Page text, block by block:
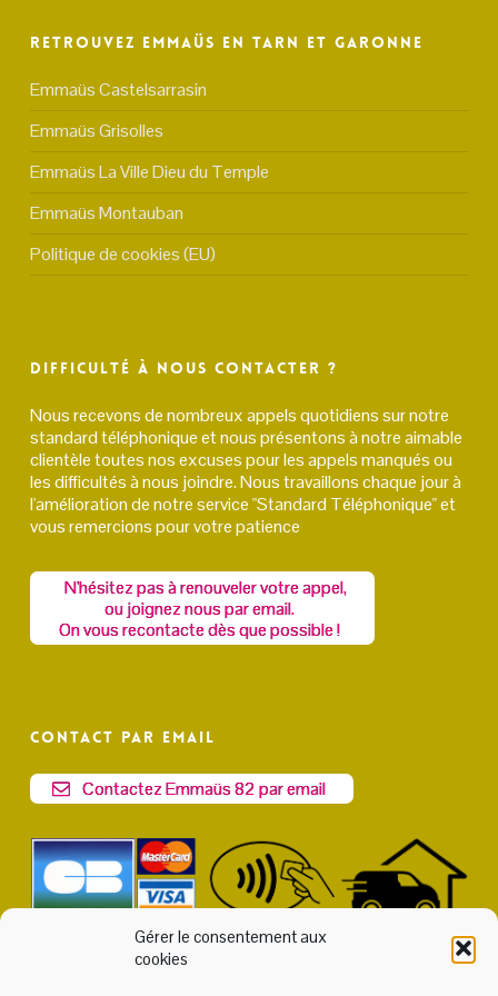
Gérer le consentement aux
cookies
Retrouvez Emmaüs en Tarn et Garonne
Emmaüs Castelsarrasin
Emmaüs Grisolles
Emmaüs La Ville Dieu du Temple
Emmaüs Montauban
Politique de cookies (EU)
Difficulté à nous contacter ?
Nous recevons de nombreux appels quotidiens sur notre
standard téléphonique et nous présentons à notre aimable
clientèle toutes nos excuses pour les appels manqués ou
les difficultés à nous joindre. Nous travaillons chaque jour à
l'amélioration de notre service "Standard Téléphonique" et
vous remercions pour votre patience
N'hésitez pas à renouveler votre appel,
ou joignez nous par email.
On vous recontacte dès que possible !
Contact par email
Contactez Emmaüs 82 par email